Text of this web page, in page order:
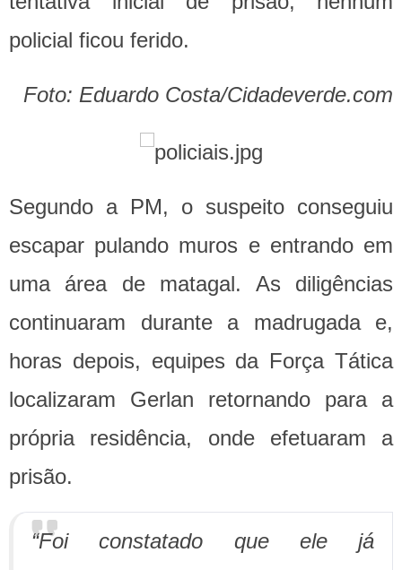
policial ficou ferido.
Foto: Eduardo Costa/Cidadeverde.com
Segundo a PM, o suspeito conseguiu
escapar pulando muros e entrando em
uma área de matagal. As diligências
continuaram durante a madrugada e,
horas depois, equipes da Força Tática
localizaram Gerlan retornando para a
própria residência, onde efetuaram a
prisão.
“Foi constatado que ele já